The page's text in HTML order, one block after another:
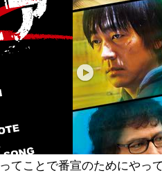
てことで番宣のためにやっ